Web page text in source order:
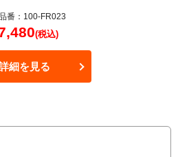
番：100-FR023
(税込)
細を見る